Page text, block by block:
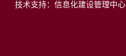
技术支持：信息化建设管理中心